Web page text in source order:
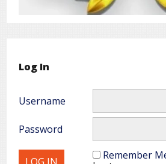
Log In
Username
Password
Remember